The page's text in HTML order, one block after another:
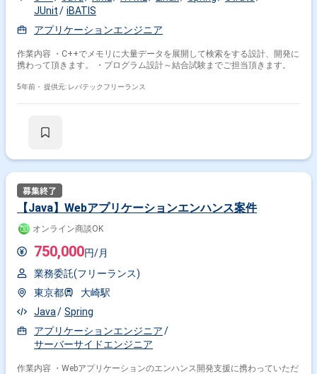
JUnit
iBATIS
アプリケーションエンジニア
作業内容 ・C++でメモリに大量データを展開して検索をする設計、開発に
携わって頂きます。 ・プログラム設計～結合試験までご担当頂きます。
5年前・ 提供元: レバテックフリーランス
【Java】Webアプリケーションエンハンス案件
オンライン商談OK
750,000円/月
業務委託(フリーランス)
東京都
大崎駅
Java
Spring
アプリケーションエンジニア
サーバーサイドエンジニア
作業内容 ・Webアプリケーションのエンハンス開発支援に携わっていただ